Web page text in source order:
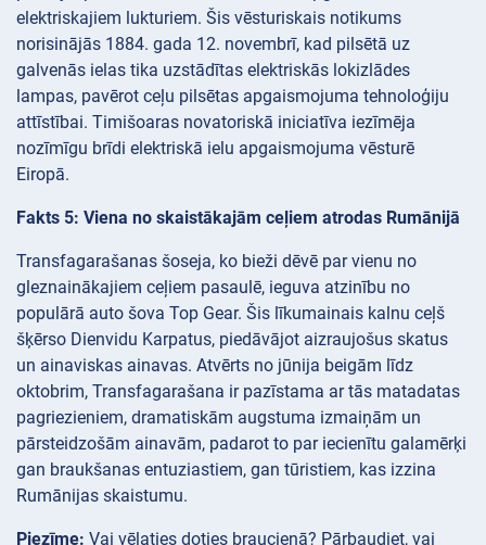
elektriskajiem lukturiem. Šis vēsturiskais notikums
norisinājās 1884. gada 12. novembrī, kad pilsētā uz
galvenās ielas tika uzstādītas elektriskās lokizlādes
lampas, pavērot ceļu pilsētas apgaismojuma tehnoloģiju
attīstībai. Timišoaras novatoriskā iniciatīva iezīmēja
nozīmīgu brīdi elektriskā ielu apgaismojuma vēsturē
Eiropā.
Fakts 5: Viena no skaistākajām ceļiem atrodas Rumānijā
Transfagarašanas šoseja, ko bieži dēvē par vienu no
gleznainākajiem ceļiem pasaulē, ieguva atzinību no
populārā auto šova Top Gear. Šis līkumainais kalnu ceļš
šķērso Dienvidu Karpatus, piedāvājot aizraujošus skatus
un ainaviskas ainavas. Atvērts no jūnija beigām līdz
oktobrim, Transfagarašana ir pazīstama ar tās matadatas
pagriezieniem, dramatiskām augstuma izmaiņām un
pārsteidzošām ainavām, padarot to par iecienītu galamērķi
gan braukšanas entuziastiem, gan tūristiem, kas izzina
Rumānijas skaistumu.
Piezīme: Vai vēlaties doties braucienā? Pārbaudiet, vai